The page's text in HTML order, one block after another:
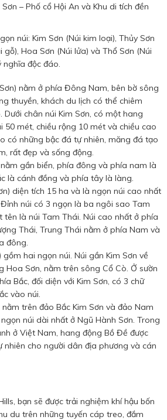
– Phố cổ Hội An và Khu di tích đền
núi: Kim Sơn (Núi kim loại), Thủy Sơn
gỗ), Hoa Sơn (Núi lửa) và Thổ Sơn (Núi
nghĩa độc đáo.
nằm ở phía Đông Nam, bên bờ sông
thuyền, khách du lịch có thể chiêm
Dưới chân núi Kim Sơn, có một hang
50 mét, chiều rộng 10 mét và chiều cao
có những bậc đá tự nhiên, măng đá tạo
rất đẹp và sống động.
gần biển, phía đông và phía nam là
là cánh đồng và phía tây là làng.
diện tích 15 ha và là ngọn núi cao nhất
núi có 3 ngọn là ba ngôi sao Tam
tên là núi Tam Thái. Núi cao nhất ở phía
Thái, Trung Thái nằm ở phía Nam và
đông.
gồm hai ngọn núi. Núi gần Kim Sơn về
Hoa Sơn, nằm trên sông Cổ Cò. Ở sườn
Bắc, đối diện với Kim Sơn, có 3 chữ
vào núi.
trên đảo Bắc Kim Sơn và đảo Nam
núi dài nhất ở Ngũ Hành Sơn. Trong
ở Việt Nam, hang động Bồ Đề được
nhiên cho người dân địa phương và cán
bạn sẽ được trải nghiệm khí hậu bốn
du trên những tuyến cáp treo, đắm